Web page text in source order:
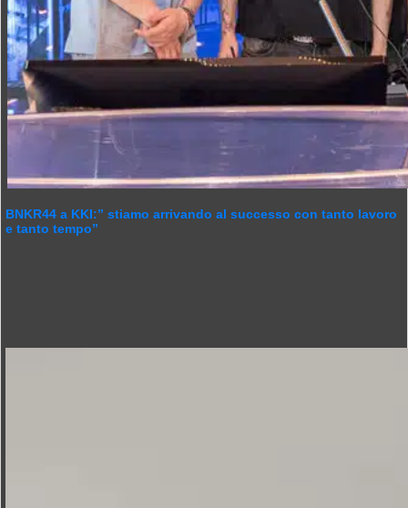
BNKR44 a KKI:” stiamo arrivando al successo con tanto lavoro
e tanto tempo”